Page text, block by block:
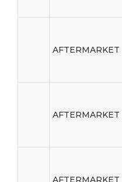
AFTERMARKET
AFTERMARKET
AFTERMARKET